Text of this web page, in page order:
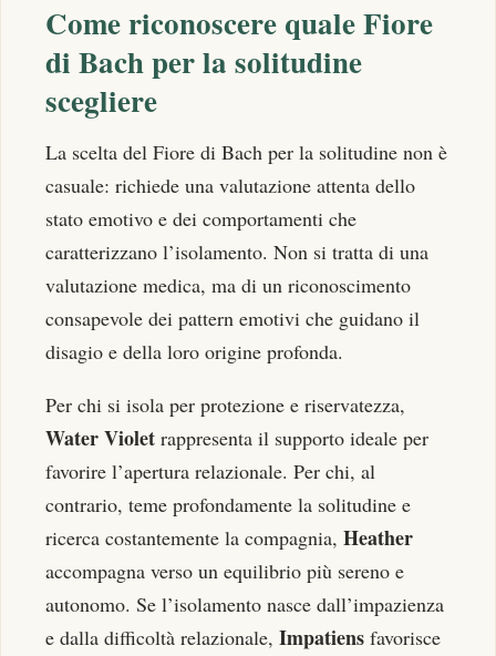
Come riconoscere quale Fiore
di Bach per la solitudine
scegliere
La scelta del Fiore di Bach per la solitudine non è
casuale: richiede una valutazione attenta dello
stato emotivo e dei comportamenti che
caratterizzano l’isolamento. Non si tratta di una
valutazione medica, ma di un riconoscimento
consapevole dei pattern emotivi che guidano il
disagio e della loro origine profonda.
Per chi si isola per protezione e riservatezza,
Water Violet rappresenta il supporto ideale per
favorire l’apertura relazionale. Per chi, al
contrario, teme profondamente la solitudine e
ricerca costantemente la compagnia, Heather
accompagna verso un equilibrio più sereno e
autonomo. Se l’isolamento nasce dall’impazienza
e dalla difficoltà relazionale, Impatiens favorisce